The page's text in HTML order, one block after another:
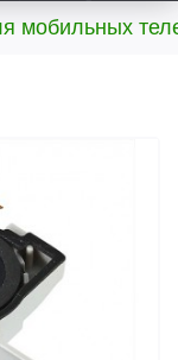
мобильных